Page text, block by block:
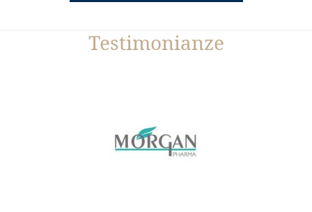
Testimonianze